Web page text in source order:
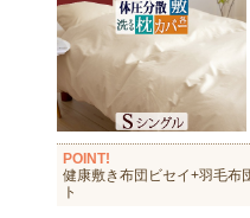
POINT!
健康敷き布団ビセイ+羽毛布
ト